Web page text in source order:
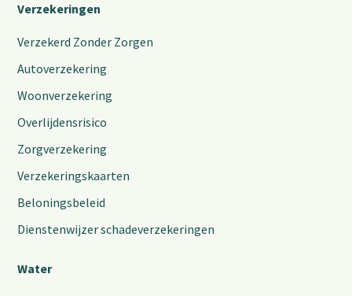
Verzekeringen
Verzekerd Zonder Zorgen
Autoverzekering
Woonverzekering
Overlijdensrisico
Zorgverzekering
Verzekeringskaarten
Beloningsbeleid
Dienstenwijzer schadeverzekeringen
Water